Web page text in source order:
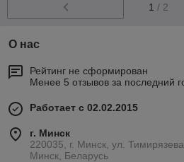
1 / 2
О нас
Рейтинг не сформирован
Менее 5 отзывов за последний
Работает с 02.02.2015
г. Минск
220035, г. Минск, ул.
Минск, Беларусь